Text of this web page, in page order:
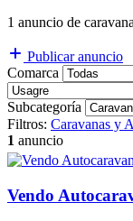
1 anuncio de
Publicar anuncio
Comarca
Subcategoría
Filtros: Caravanas y
1 anuncio
Vendo